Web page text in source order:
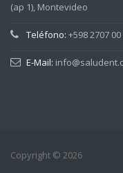
(ap 1), Montevideo
Teléfono: +598 2707 00
E-Mail:
Copyright © 2026